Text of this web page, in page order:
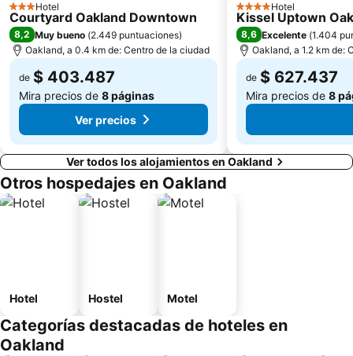
3 Estrellas
Hotel
Courtyard Oakland Downtown
8,2 Muy bueno (2.449 puntuaciones)
Oakland, a 0.4 km de: Centro de la ciudad
de $ 403.487
Mira precios de 8 páginas
Ver precios
4 Estrellas
Hotel
Kissel Uptown
8,6 Excelente (1.404
Oakland, a 1.2 km de:
de $ 627.437
Mira precios de 8
Ver todos los alojamientos en Oakland
Otros hospedajes en Oakland
Hotel Hostel Motel
Categorías destacadas de hoteles en
Oakland